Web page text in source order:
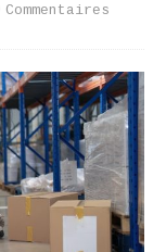
Commentaires